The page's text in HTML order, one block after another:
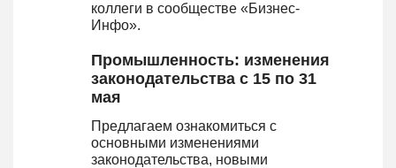
коллеги в сообществе «Бизнес-
Инфо».
Промышленность: изменения
законодательства с 15 по 31
мая
Предлагаем ознакомиться с
основными изменениями
законодательства, новыми